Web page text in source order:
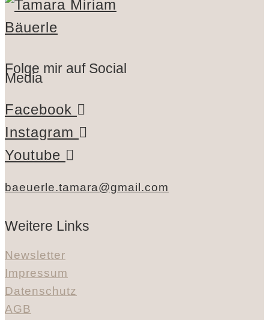
Folge mir auf Social
Media
Facebook
Instagram
Youtube
baeuerle.tamara@gmail.com
Weitere Links
Newsletter
Impressum
Datenschutz
AGB